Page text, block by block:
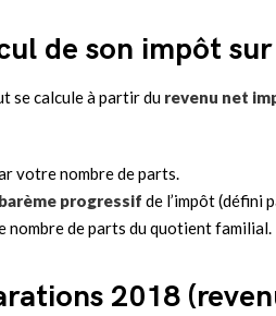
de son impôt
se calcule à partir du revenu net
votre nombre de parts.
barème progressif de l’impôt (défini
de parts du quotient familial.
2018